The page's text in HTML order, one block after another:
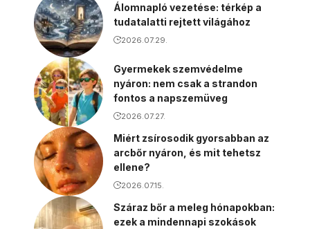
Álomnapló vezetése: térkép a
tudatalatti rejtett világához
2026.07.29.
Gyermekek szemvédelme
nyáron: nem csak a strandon
fontos a napszemüveg
2026.07.27.
Miért zsírosodik gyorsabban az
arcbőr nyáron, és mit tehetsz
ellene?
2026.07.15.
Száraz bőr a meleg hónapokban:
ezek a mindennapi szokások